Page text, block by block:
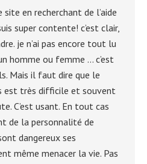
en recherchant de l’aide
super contente! c’est clair,
je n’ai pas encore tout lu
homme ou femme … c’est
Mais il faut dire que le
est très difficile et souvent
C’est usant. En tout cas
de la personnalité de
dangereux ses
même menacer la vie. Pas